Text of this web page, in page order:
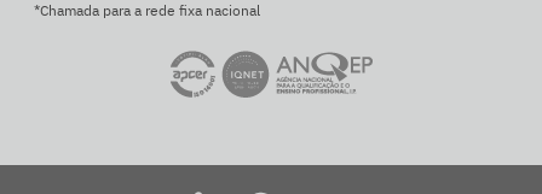
*Chamada para a rede fixa nacional